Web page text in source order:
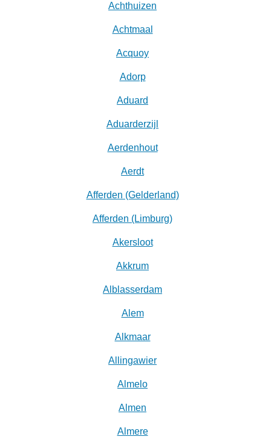
Achthuizen
Achtmaal
Acquoy
Adorp
Aduard
Aduarderzijl
Aerdenhout
Aerdt
Afferden (Gelderland)
Afferden (Limburg)
Akersloot
Akkrum
Alblasserdam
Alem
Alkmaar
Allingawier
Almelo
Almen
Almere